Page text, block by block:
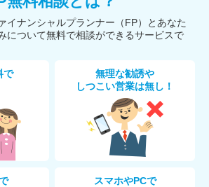
イナンシャルプランナー（FP）とあなた
について無料で相談ができるサービスで
で
無理な勧誘や
しつこい営業は無し！
スマホやPCで